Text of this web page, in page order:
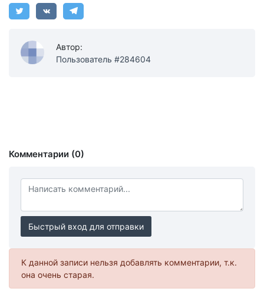
Автор:
Пользователь #284604
Комментарии (0)
Быстрый вход для отправки
К данной записи нельзя добавлять комментарии, т.к.
она очень старая.